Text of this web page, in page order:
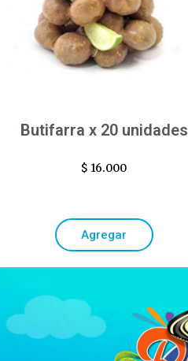
Butifarra x 20 unidades
$ 16.000
Agregar